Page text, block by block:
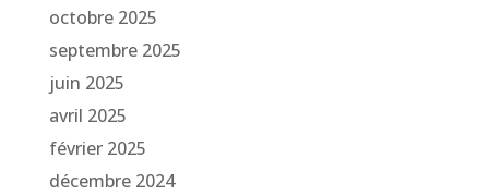
octobre 2025
septembre 2025
juin 2025
avril 2025
février 2025
décembre 2024